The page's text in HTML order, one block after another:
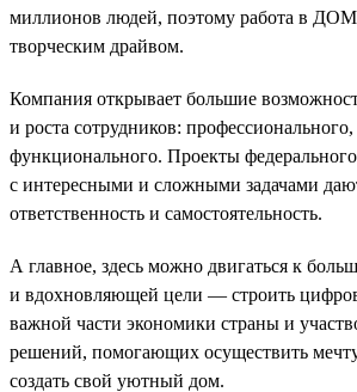
миллионов людей, поэтому работа в
творческим драйвом.
Компания открывает большие
и роста сотрудников:
функционального. Проекты
с интересными и сложными задачами
ответственность и самостоятельность.
А главное, здесь можно двигаться к
и вдохновляющей цели — строить
важной части экономики страны и
решений, помогающих осуществить
создать свой уютный дом.